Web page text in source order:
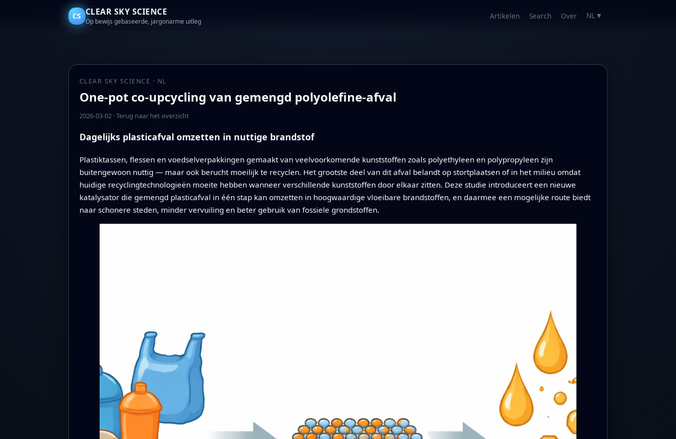
CS CLEAR SKY SCIENCE
Op bewijs gebaseerde, jargonarme uitleg
Artikelen Search Over NL ▼
CLEAR SKY SCIENCE · NL
One-pot co-upcycling van gemengd polyolefine-afval
2026-03-02·Terug naar het overzicht
Dagelijks plasticafval omzetten in nuttige brandstof
Plastiktassen, flessen en voedselverpakkingen gemaakt van veelvoorkomende kunststoffen zoals polyethyleen en polypropyleen zijn
buitengewoon nuttig — maar ook berucht moeilijk te recyclen. Het grootste deel van dit afval belandt op stortplaatsen of in het milieu omdat
huidige recyclingtechnologieën moeite hebben wanneer verschillende kunststoffen door elkaar zitten. Deze studie introduceert een nieuwe
katalysator die gemengd plasticafval in één stap kan omzetten in hoogwaardige vloeibare brandstoffen, en daarmee een mogelijke route biedt
naar schonere steden, minder vervuiling en beter gebruik van fossiele grondstoffen.